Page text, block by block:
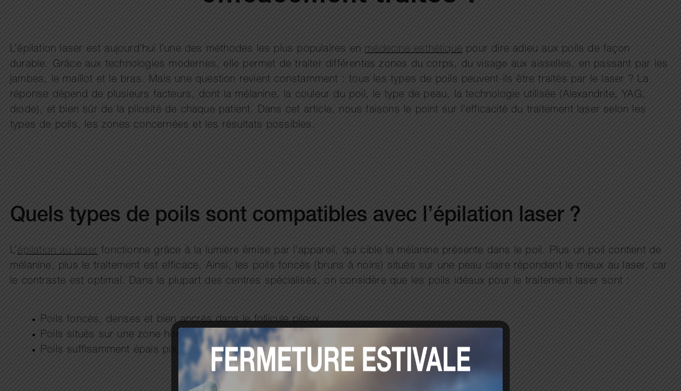
L’épilation laser est aujourd’hui l’une des méthodes les plus populaires enmédecine esthétique pour dire adieu aux poils de façon
durable. Grâce aux technologies modernes, elle permet de traiter différentes zones du corps, du visage aux aisselles, en passant par les
jambes, le maillot et le bras. Mais une question revient constamment : tous les types de poils peuvent-ils être traités par le laser ? La
réponse dépend de plusieurs facteurs, dont la mélanine, la couleur du poil, le type de peau, la technologie utilisée (Alexandrite, YAG,
diode), et bien sûr de la pilosité de chaque patient. Dans cet article, nous faisons le point sur l’efficacité du traitement laser selon les
types de poils, les zones concernées et les résultats possibles.
Quels types de poils sont compatibles avec l’épilation laser ?
L’épilation au laser fonctionne grâce à la lumière émise par l’appareil, qui cible la mélanine présente dans le poil. Plus un poil contient de
mélanine, plus le traitement est efficace. Ainsi, les poils foncés (bruns à noirs) situés sur une peau claire répondent le mieux au laser, car
le contraste est optimal. Dans la plupart des centres spécialisés, on considère que les poils idéaux pour le traitement laser sont :
Poils foncés, denses et bien ancrés dans le follicule pileux
Poils situés sur une zone hormonale stable
Poils suffisamment épais pour absorber l’énergie lumineuse